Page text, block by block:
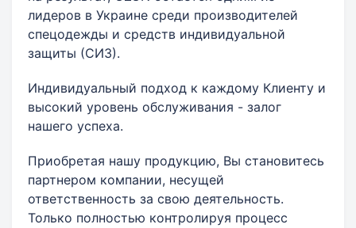
лидеров в Украине среди производителей
спецодежды и средств индивидуальной
защиты (СИЗ).
Индивидуальный подход к каждому Клиенту и
высокий уровень обслуживания - залог
нашего успеха.
Приобретая нашу продукцию, Вы становитесь
партнером компании, несущей
ответственность за свою деятельность.
Только полностью контролируя процесс